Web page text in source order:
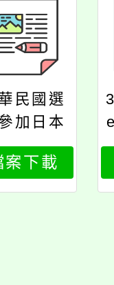
民國選
加日本
十六回
兒童畫
國徵畫
案下載